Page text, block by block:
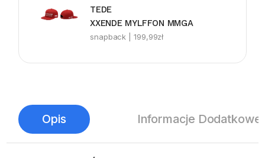
TEDE
XXENDE MYLFFON MMGA
snapback |199,99zł
Opis Informacje Dodatkowe